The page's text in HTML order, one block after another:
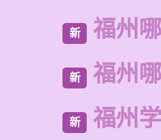
新 福州
新 福州
新 福州